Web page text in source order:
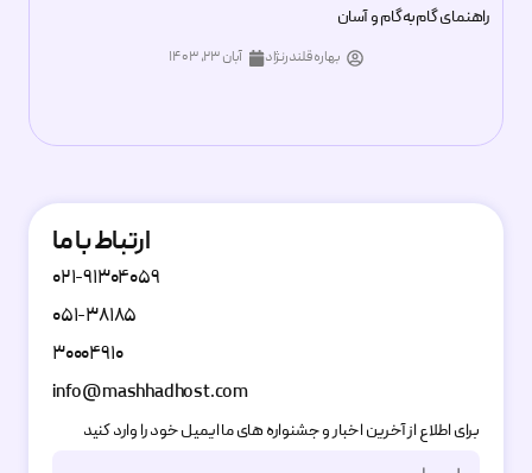
راهنمای گام‌به‌گام و آسان
بهاره قلندرنژاد آبان ۲۳, ۱۴۰۳
ارتباط با ما
۰۲۱-۹۱۳۰۴۰۵۹
۰۵۱-۳۸۱۸۵
۳۰۰۰۴۹۱۰
info@mashhadhost.com
برای اطلاع از آخرین اخبار و جشنواره های ما ایمیل خود را وارد کنید